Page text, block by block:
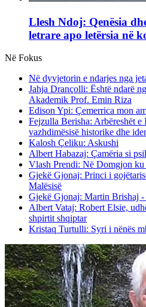
Llesh Ndoj: Qenësia
letrare apo letërsia në
Në Fokus
Në dyvjetorin e ndarjes nga
Jahja Drançolli: Është ndarë
Akademik Prof. Emin Riza
Edison Ypi: Çemerrica mon
Fejzulla Berisha: Arbëreshët e
vazhdimësisë historike dhe
Kalosh Çeliku: Askushi
Albert Habazaj: Çamëria si
Vlash Prendi: Në Domgjon
Gjekë Gjonaj: Princi i
Malësisë
Gjekë Gjonaj: Martin Brishaj
Albert Vataj: Robert Elsie,
shpirtit shqiptar
Kristaq Turtulli: Syri i nënës